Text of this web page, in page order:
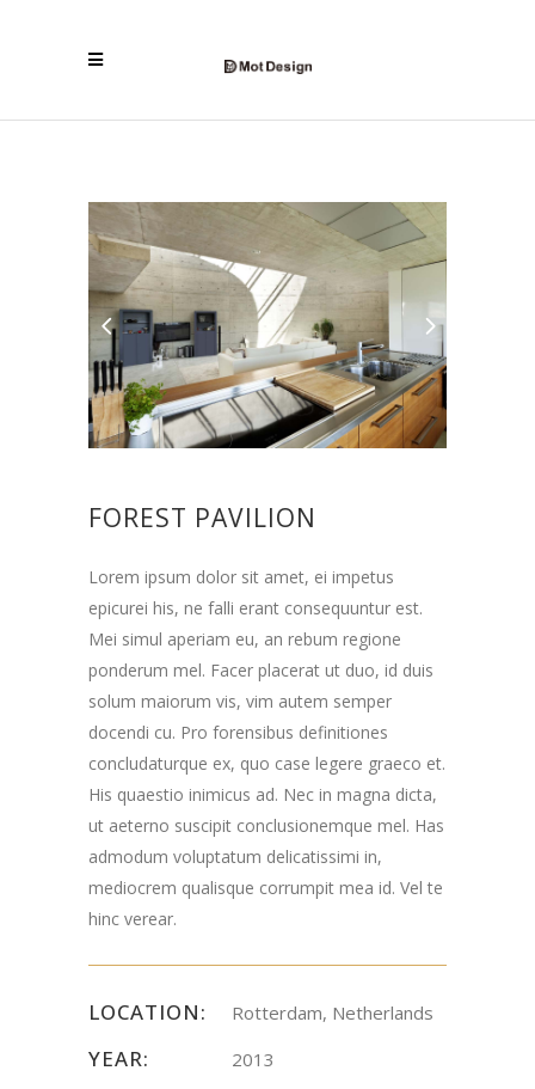
FOREST PAVILION
Lorem ipsum dolor sit amet, ei impetus
epicurei his, ne falli erant consequuntur est.
Mei simul aperiam eu, an rebum regione
ponderum mel. Facer placerat ut duo, id duis
solum maiorum vis, vim autem semper
docendi cu. Pro forensibus definitiones
concludaturque ex, quo case legere graeco et.
His quaestio inimicus ad. Nec in magna dicta,
ut aeterno suscipit conclusionemque mel. Has
admodum voluptatum delicatissimi in,
mediocrem qualisque corrumpit mea id. Vel te
hinc verear.
LOCATION: Rotterdam, Netherlands
YEAR: 2013